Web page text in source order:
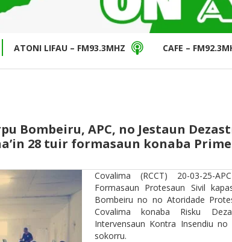
ATONI LIFAU – FM93.3MHZ CAFE –
Bombeiru, APC, no Jestaun
28 tuir formasaun konaba
Covalima (RCCT) 20-03-25-
Formasaun Protesaun Sivil
Bombeiru no no Atoridade
Covalima konaba Risku
Intervensaun Kontra Insendiu
sokorru.